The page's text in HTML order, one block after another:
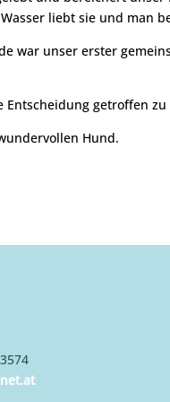
liebt sie und man
war unser erster
Entscheidung getroffen
Hund.